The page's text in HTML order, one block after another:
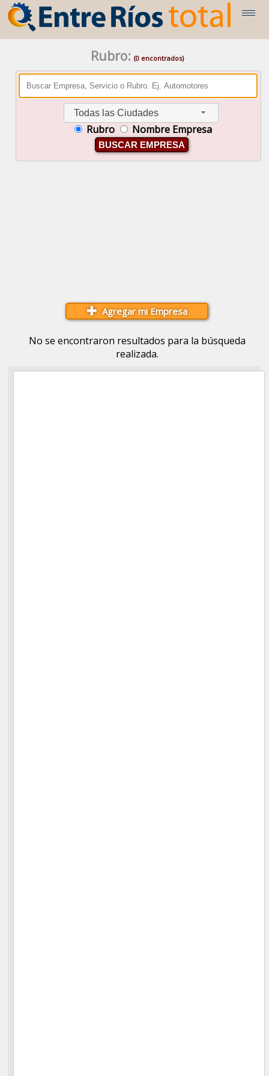
Rubro: (0 encontrados)
Todas las Ciudades
Rubro Nombre Empresa
BUSCAR EMPRESA
Agregar mi Empresa
No se encontraron resultados para la búsqueda
realizada.